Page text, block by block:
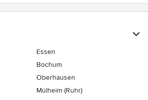
Essen
Bochum
Oberhausen
Mülheim (Ruhr)